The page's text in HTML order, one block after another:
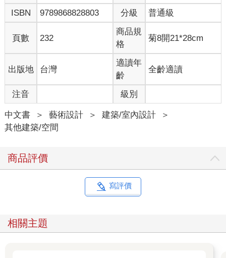
ISBN
9789868828803 分級 普通級
頁數 232
商品規
格
菊8開21*28cm
出版地 台灣
適讀年
齡
全齡適讀
注音 級別
中文書 ＞ 藝術設計 ＞ 建築/室內設計
＞
其他建築/空間
商品評價
寫評價
相關主題